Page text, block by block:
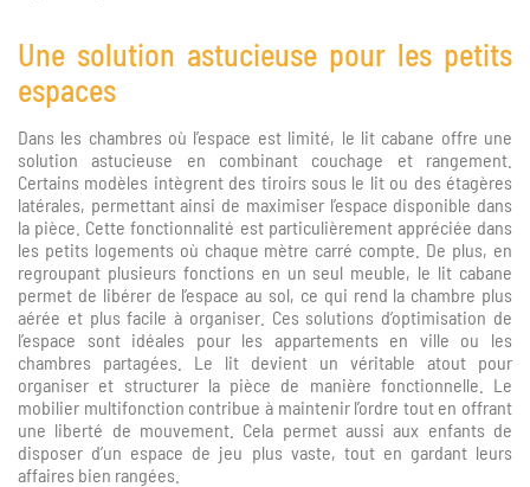
Une solution astucieuse pour les petits
espaces
Dans les chambres où l’espace est limité, le lit cabane offre une
solution astucieuse en combinant couchage et rangement.
Certains modèles intègrent des tiroirs sous le lit ou des étagères
latérales, permettant ainsi de maximiser l’espace disponible dans
la pièce. Cette fonctionnalité est particulièrement appréciée dans
les petits logements où chaque mètre carré compte. De plus, en
regroupant plusieurs fonctions en un seul meuble, le lit cabane
permet de libérer de l’espace au sol, ce qui rend la chambre plus
aérée et plus facile à organiser. Ces solutions d’optimisation de
l’espace sont idéales pour les appartements en ville ou les
chambres partagées. Le lit devient un véritable atout pour
organiser et structurer la pièce de manière fonctionnelle. Le
mobilier multifonction contribue à maintenir l’ordre tout en offrant
une liberté de mouvement. Cela permet aussi aux enfants de
disposer d’un espace de jeu plus vaste, tout en gardant leurs
affaires bien rangées.